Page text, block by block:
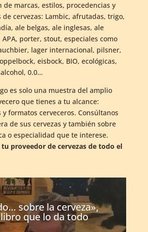
de marcas, estilos, procedencias y
de cervezas: Lambic, afrutadas, trigo,
ale belgas, ale inglesas, ale
APA, porter, stout, especiales como
lager internacional, pilsner,
eisbock, BIO, ecológicas,
0.0…
es solo una muestra del amplio
que tienes a tu alcance:
y formatos cerveceros. Consúltanos
de sus cervezas y también sobre
o especialidad que te interese.
proveedor de cervezas de todo el
sobre la cerveza»,
que lo da todo